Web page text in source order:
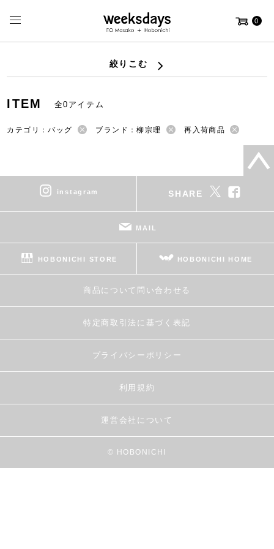
0
絞りこむ
ITEM 全0アイテム
カテゴリ：バッグ ブランド：柳宗理 再入荷商品
instagram SHARE
MAIL
HOBONICHI STORE HOBONICHI HOME
商品について問い合わせる
特定商取引法に基づく表記
プライバシーポリシー
利用規約
運営会社について
© HOBONICHI